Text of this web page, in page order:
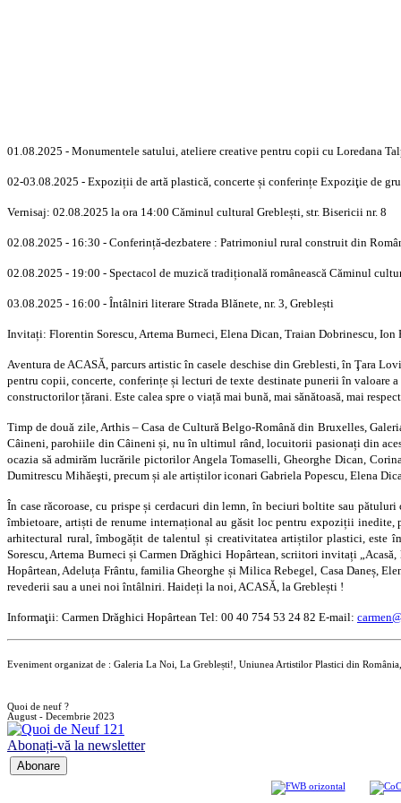
01.08.2025 - Monumentele satului, ateliere creative pentru copii cu Loredana
02-03.08.2025 - Expoziții de artă plastică, concerte și conferințe Expoziţie de
Vernisaj: 02.08.2025 la ora 14:00 Căminul cultural Greblești, str. Bisericii nr. 8
02.08.2025 - 16:30 - Conferință-dezbatere : Patrimoniul rural construit din
02.08.2025 - 19:00 - Spectacol de muzică tradițională românească Căminul
03.08.2025 - 16:00 - Întâlniri literare Strada Blănete, nr. 3, Greblești
Invitați: Florentin Sorescu, Artema Burneci, Elena Dican, Traian Dobrinescu, Ion
Aventura de ACASĂ, parcurs artistic în casele deschise din Greblesti, în Ţara
pentru copii, concerte, conferințe și lecturi de texte destinate punerii în
constructorilor țărani. Este calea spre o viață mai bună, mai sănătoasă, mai
Timp de două zile, Arthis – Casa de Cultură Belgo-Română din Bruxelles,
Câineni, parohiile din Câineni și, nu în ultimul rând, locuitorii pasionați din
ocazia să admirăm lucrările pictorilor Angela Tomaselli, Gheorghe Dican,
Dumitrescu Mihăeşti, precum și ale artiștilor iconari Gabriela Popescu, Elena
În case răcoroase, cu prispe și cerdacuri din lemn, în beciuri boltite sau
îmbietoare, artiști de renume internațional au găsit loc pentru expoziții
arhitectural rural, îmbogățit de talentul și creativitatea artiștilor plastici, este
Sorescu, Artema Burneci și Carmen Drăghici Hopârtean, scriitori invitați
Hopârtean, Adeluța Frântu, familia Gheorghe și Milica Rebegel, Casa Daneș,
revederii sau a unei noi întâlniri. Haideți la noi, ACASĂ, la Greblești !
Informaţii: Carmen Drăghici Hopârtean Tel: 00 40 754 53 24 82 E-mail:
Eveniment organizat de : Galeria La Noi, La Greblești!, Uniunea Artistilor Plastici din
Quoi de neuf ?
August - Decembrie 2023
Abonați-vă la newsletter